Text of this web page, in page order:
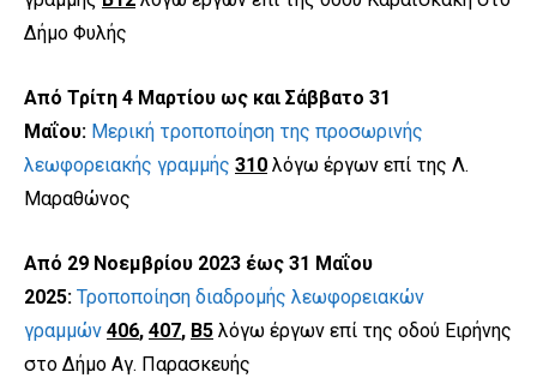
Δήμο Φυλής
Από Τρίτη 4 Μαρτίου ως και Σάββατο 31
Μαΐου: Μερική τροποποίηση της προσωρινής
λεωφορειακής γραμμής 310 λόγω έργων επί της Λ.
Μαραθώνος
Από 29 Νοεμβρίου 2023 έως 31 Μαΐου
2025: Τροποποίηση διαδρομής λεωφορειακών
γραμμών 406, 407, Β5 λόγω έργων επί της οδού Ειρήνης
στο Δήμο Αγ. Παρασκευής